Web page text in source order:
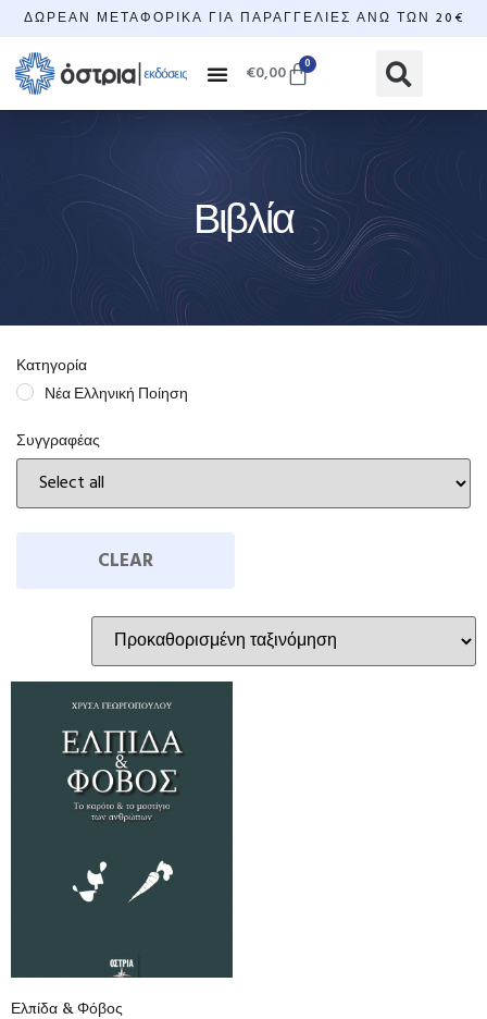
ΔΩΡΕΆΝ ΜΕΤΑΦΟΡΙΚΆ ΓΙΑ ΠΑΡΑΓΓΕΛΊΕΣ ΆΝΩ ΤΩΝ 20€
€0,00 0
Βιβλία
Κατηγορία
Νέα Ελληνική Ποίηση
Συγγραφέας
CLEAR
Ελπίδα & Φόβος